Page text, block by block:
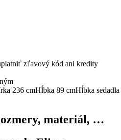
zľavový kód ani kredity
236 cmHĺbka 89 cmHĺbka sedadla
materiál, …